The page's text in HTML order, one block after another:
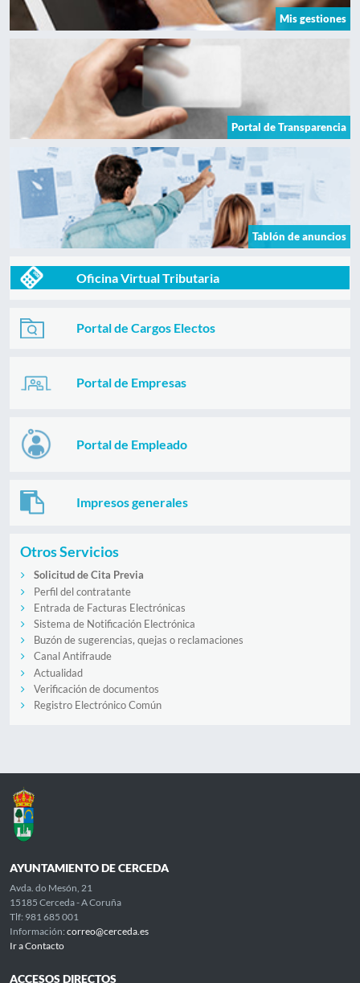
Mis gestiones
Portal de Transparencia
Tablón de anuncios
Oficina Virtual Tributaria
Portal de Cargos Electos
Portal de Empresas
Portal de Empleado
Impresos generales
Otros Servicios
Solicitud de Cita Previa
Perfil del contratante
Entrada de Facturas Electrónicas
Sistema de Notificación Electrónica
Buzón de sugerencias, quejas o reclamaciones
Canal Antifraude
Actualidad
Verificación de documentos
Registro Electrónico Común
AYUNTAMIENTO DE CERCEDA
Avda. do Mesón, 21
15185 Cerceda - A Coruña
Tlf: 981 685 001
Información: correo@cerceda.es
Ir a Contacto
ACCESOS DIRECTOS